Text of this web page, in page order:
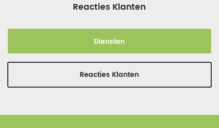
Reacties Klanten
Diensten
Reacties Klanten